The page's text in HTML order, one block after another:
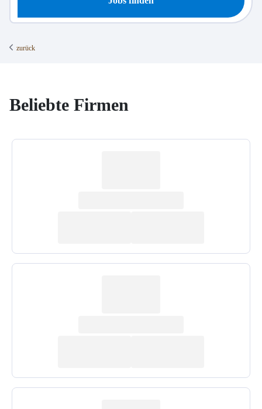
zurück
Beliebte Firmen